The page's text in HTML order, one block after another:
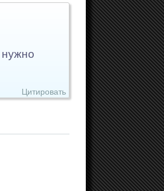
Цитировать